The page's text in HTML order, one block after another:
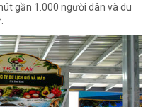
gần 1.000 người dân và du